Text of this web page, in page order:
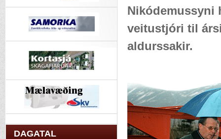
Nikódemussyni
veitustjóri til
aldurssakir.
DAGATAL